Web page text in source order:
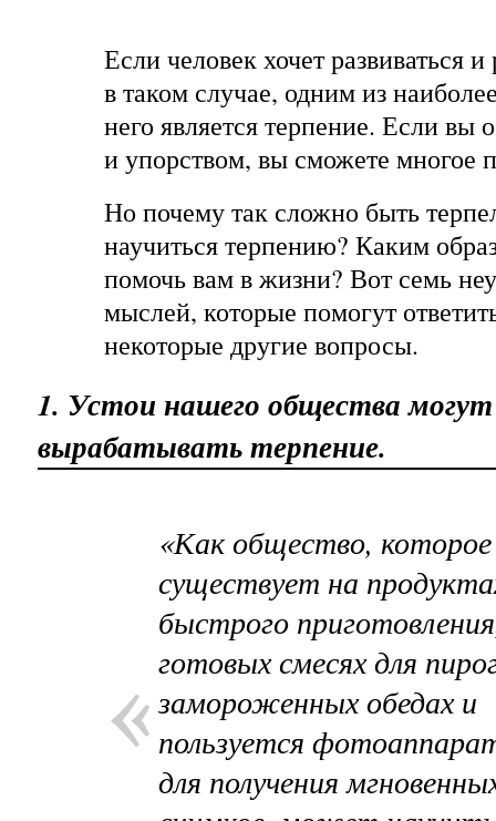
Если человек хочет развиваться
в таком случае, одним из
него является терпение. Если вы
и упорством, вы сможете многое
Но почему так сложно быть
научиться терпению? Каким
помочь вам в жизни? Вот семь
мыслей, которые помогут
некоторые другие вопросы.
1. Устои нашего общества
вырабатывать терпение.
«Как общество, которое
существует на
быстрого
готовых смесях для
замороженных обедах и
пользуется
для получения